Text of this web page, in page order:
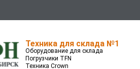
Техника для склада №1
Оборудование для склада
Погрузчики TFN
Техника Crown